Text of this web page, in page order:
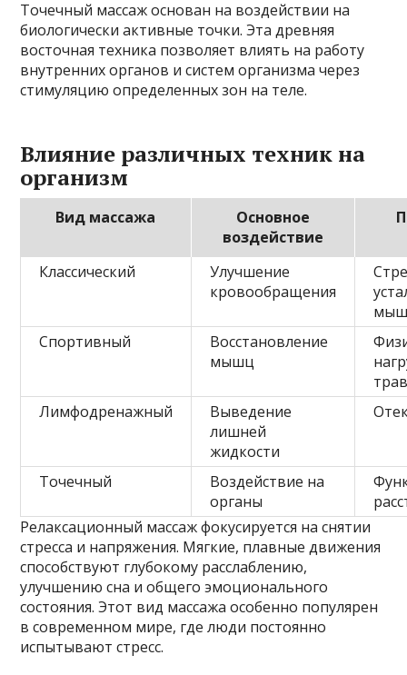
Точечный массаж основан на воздействии на
биологически активные точки. Эта древняя
восточная техника позволяет влиять на работу
внутренних органов и систем организма через
стимуляцию определенных зон на теле.
Влияние различных техник на
организм
Вид массажа
Основное
воздействие
Классический
Улучшение
кровообращения
Спортивный
Восстановление
мышц
Лимфодренажный
Выведение
лишней
жидкости
Точечный
Воздействие на
органы
Релаксационный массаж фокусируется на снятии
стресса и напряжения. Мягкие, плавные движения
способствуют глубокому расслаблению,
улучшению сна и общего эмоционального
состояния. Этот вид массажа особенно популярен
в современном мире, где люди постоянно
испытывают стресс.